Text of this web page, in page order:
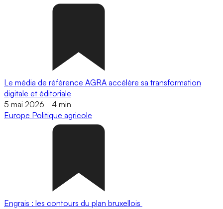
Le média de référence AGRA accélère sa transformation
digitale et éditoriale
5 mai 2026 - 4 min
Europe Politique agricole
Engrais : les contours du plan bruxellois